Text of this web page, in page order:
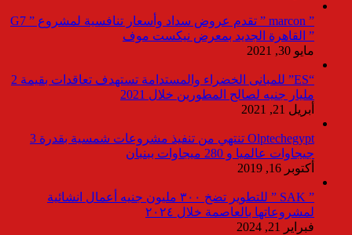
” marcon ” تقدم عروض سداد وأسعار تنافسية لمشروع ” G7
” القاهرة الجديد بمعرض نيكست موف
مايو 30, 2021
“ES” للمبانى الخضراء والمستدامة تستهدف تعاقدات بقيمة 2
مليار جنيه لصالح المطورين خلال 2021
أبريل 21, 2021
Olptechegypt تنتهي من تنفيذ مشروعات شمسية بقدرة 3
جيجاوات عالميا و 280 ميجاوات ببنبان
أكتوبر 16, 2019
” SAK ” للتطوير تضخ ٣٠٠ مليون جنيه أعمال انشائية
لمشروعاتها بالعاصمة خلال ٢٠٢٤
فبراير 21, 2024